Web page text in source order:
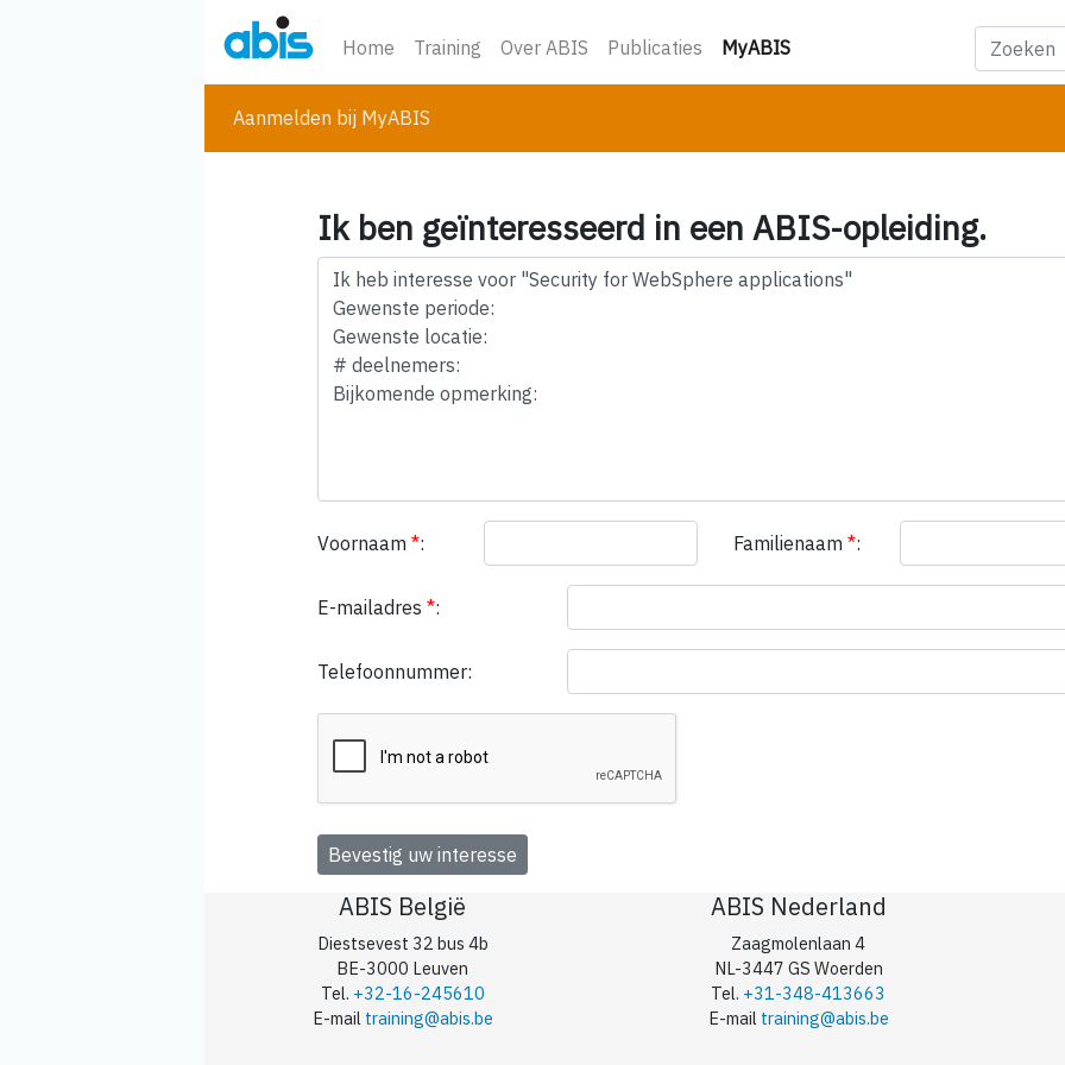
Home Training Over ABIS Publicaties MyABIS(huidige)
Aanmelden bij MyABIS
Ik ben geïnteresseerd in een ABIS-opleiding.
Voornaam *: Familienaam *:
E-mailadres *:
Telefoonnummer:
ABIS België
Diestsevest 32 bus 4b
BE-3000 Leuven
Tel. +32-16-245610
E-mail training@abis.be
ABIS Nederland
Zaagmolenlaan 4
NL-3447 GS Woerden
Tel. +31-348-413663
E-mail training@abis.be